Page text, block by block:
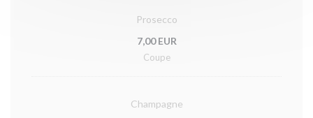
Prosecco
7,00 EUR
Coupe
Champagne